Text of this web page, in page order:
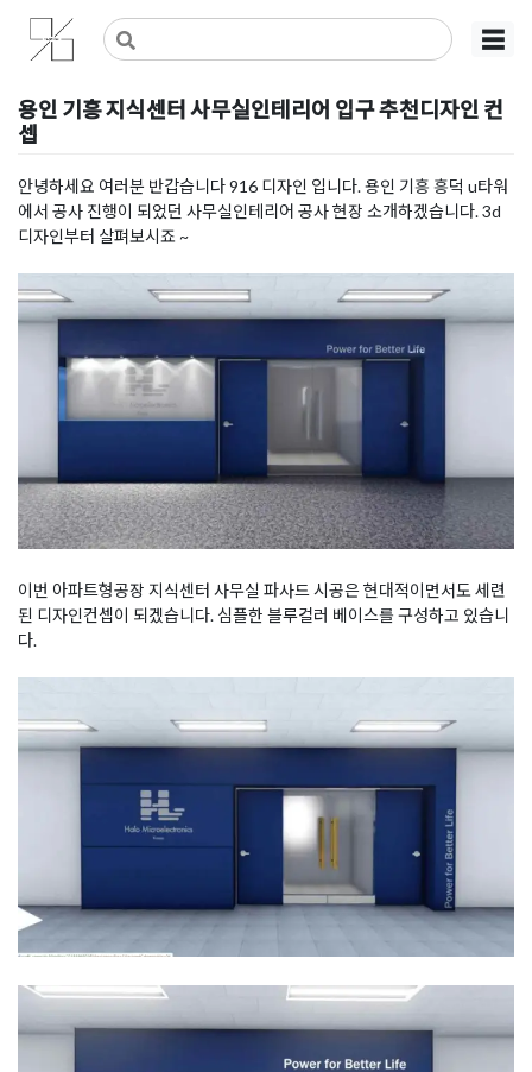
Skip
content
사무실인테리어 디자인 공사 비용견적 플랫폼
사무실인테리어 916
☰
용인 기흥 지식센터 사무실인테리어 입구 추천디자인 컨
셉
Posted on2020년 1월 13일byDOPAMIN
안녕하세요 여러분 반갑습니다 916 디자인 입니다. 용인 기흥 흥덕 u타워
에서 공사 진행이 되었던 사무실인테리어 공사 현장 소개하겠습니다. 3d
디자인부터 살펴보시죠 ~
이번 아파트형공장 지식센터 사무실 파사드 시공은 현대적이면서도 세련
된 디자인컨셉이 되겠습니다. 심플한 블루컬러 베이스를 구성하고 있습니
다.